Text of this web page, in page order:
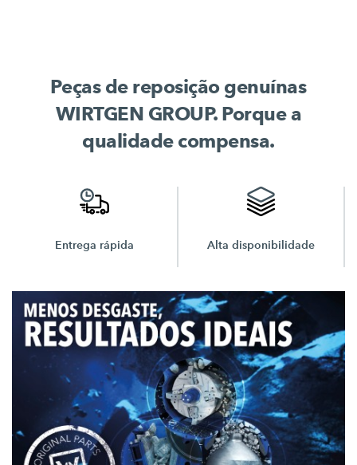
Peças de reposição genuínas
WIRTGEN GROUP. Porque a
qualidade compensa.
Alta disponibilidade Preços imbatíveis